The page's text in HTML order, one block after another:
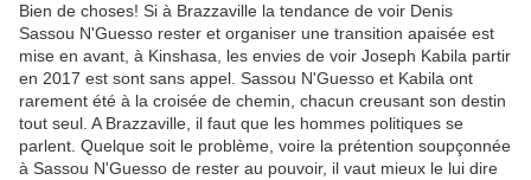
Bien de choses! Si à Brazzaville la tendance de voir Denis
Sassou N'Guesso rester et organiser une transition apaisée est
mise en avant, à Kinshasa, les envies de voir Joseph Kabila partir
en 2017 est sont sans appel. Sassou N'Guesso et Kabila ont
rarement été à la croisée de chemin, chacun creusant son destin
tout seul. A Brazzaville, il faut que les hommes politiques se
parlent. Quelque soit le problème, voire la prétention soupçonnée
à Sassou N'Guesso de rester au pouvoir, il vaut mieux le lui dire